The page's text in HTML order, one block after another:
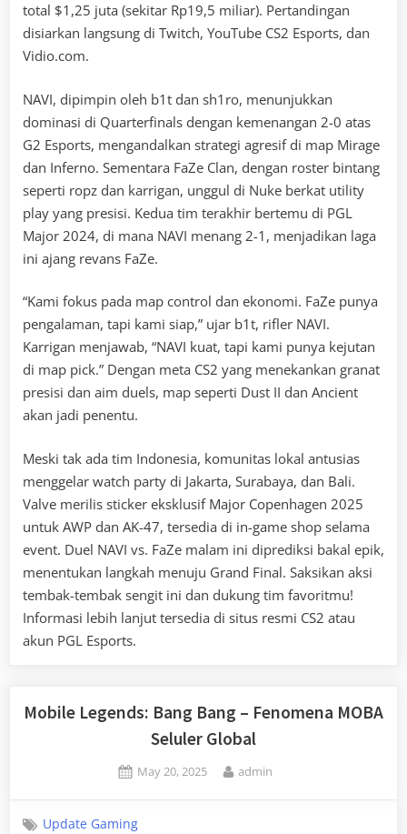
total $1,25 juta (sekitar Rp19,5 miliar). Pertandingan
disiarkan langsung di Twitch, YouTube CS2 Esports, dan
Vidio.com.
NAVI, dipimpin oleh b1t dan sh1ro, menunjukkan
dominasi di Quarterfinals dengan kemenangan 2-0 atas
G2 Esports, mengandalkan strategi agresif di map Mirage
dan Inferno. Sementara FaZe Clan, dengan roster bintang
seperti ropz dan karrigan, unggul di Nuke berkat utility
play yang presisi. Kedua tim terakhir bertemu di PGL
Major 2024, di mana NAVI menang 2-1, menjadikan laga
ini ajang revans FaZe.
“Kami fokus pada map control dan ekonomi. FaZe punya
pengalaman, tapi kami siap,” ujar b1t, rifler NAVI.
Karrigan menjawab, “NAVI kuat, tapi kami punya kejutan
di map pick.” Dengan meta CS2 yang menekankan granat
presisi dan aim duels, map seperti Dust II dan Ancient
akan jadi penentu.
Meski tak ada tim Indonesia, komunitas lokal antusias
menggelar watch party di Jakarta, Surabaya, dan Bali.
Valve merilis sticker eksklusif Major Copenhagen 2025
untuk AWP dan AK-47, tersedia di in-game shop selama
event. Duel NAVI vs. FaZe malam ini diprediksi bakal epik,
menentukan langkah menuju Grand Final. Saksikan aksi
tembak-tembak sengit ini dan dukung tim favoritmu!
Informasi lebih lanjut tersedia di situs resmi CS2 atau
akun PGL Esports.
Mobile Legends: Bang Bang – Fenomena MOBA
Seluler Global
Posted
May 20, 2025 By
admin
Update Gaming